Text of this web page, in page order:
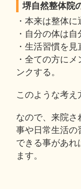
堺自然整体院
・本来は整体
・自分の体は自
・生活習慣を
・全ての方に
ンクする。
このような考え
なので、来院さ
事や日常生活の
できる事があれ
ます。